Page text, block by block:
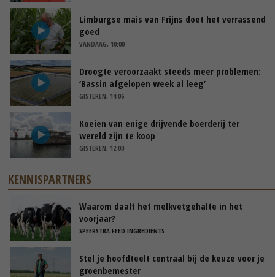
Limburgse mais van Frijns doet het verrassend
goed
VANDAAG, 10:00
Droogte veroorzaakt steeds meer problemen:
‘Bassin afgelopen week al leeg’
GISTEREN, 14:06
Koeien van enige drijvende boerderij ter
wereld zijn te koop
GISTEREN, 12:00
KENNISPARTNERS
Waarom daalt het melkvetgehalte in het
voorjaar?
SPEERSTRA FEED INGREDIENTS
Stel je hoofdteelt centraal bij de keuze voor je
groenbemester